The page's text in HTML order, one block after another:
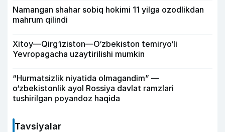
Namangan shahar sobiq hokimi 11 yilga ozodlikdan
mahrum qilindi
Xitoy—Qirg‘iziston—O‘zbekiston temiryo‘li
Yevropagacha uzaytirilishi mumkin
“Hurmatsizlik niyatida olmagandim” —
o‘zbekistonlik ayol Rossiya davlat ramzlari
tushirilgan poyandoz haqida
Tavsiyalar